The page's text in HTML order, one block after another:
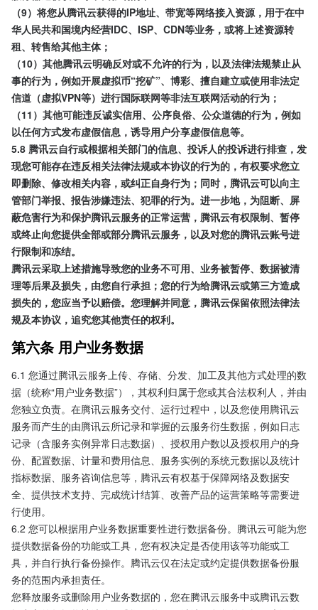
（9）将您从腾讯云获得的IP地址、带宽等网络接入资源，用于在中
华人民共和国境内经营IDC、ISP、CDN等业务，或将上述资源转
租、转售给其他主体；
（10）其他腾讯云明确反对或不允许的行为，以及法律法规禁止从
事的行为，例如开展虚拟币“挖矿”、博彩、擅自建立或使用非法定
信道（虚拟VPN等）进行国际联网等非法互联网活动的行为；
（11）其他可能违反诚实信用、公序良俗、公众道德的行为，例如
以任何方式发布虚假信息，诱导用户分享虚假信息等。
5.8 腾讯云自行或根据相关部门的信息、投诉人的投诉进行排查，发
现您可能存在违反相关法律法规或本协议的行为的，有权要求您立
即删除、修改相关内容，或纠正自身行为；同时，腾讯云可以向主
管部门举报、报告涉嫌违法、犯罪的行为。进一步地，为阻断、屏
蔽危害行为和保护腾讯云服务的正常运营，腾讯云有权限制、暂停
或终止向您提供全部或部分腾讯云服务，以及对您的腾讯云账号进
行限制和冻结。
腾讯云采取上述措施导致您的业务不可用、业务被暂停、数据被清
理等后果及损失，由您自行承担；您的行为给腾讯云或第三方造成
损失的，您应当予以赔偿。您理解并同意，腾讯云保留依照法律法
规及本协议，追究您其他责任的权利。
第六条 用户业务数据
6.1 您通过腾讯云服务上传、存储、分发、加工及其他方式处理的数
据（统称“用户业务数据”），其权利归属于您或其合法权利人，并由
您独立负责。在腾讯云服务交付、运行过程中，以及您使用腾讯云
服务而产生的由腾讯云所记录和掌握的云服务衍生数据，例如日志
记录（含服务实例异常日志数据）、授权用户数以及授权用户的身
份、配置数据、计量和费用信息、服务实例的系统元数据以及统计
指标数据、服务咨询信息等，腾讯云有权基于保障网络及数据安
全、提供技术支持、完成统计结算、改善产品的运营策略等需要进
行使用。
6.2 您可以根据用户业务数据重要性进行数据备份。腾讯云可能为您
提供数据备份的功能或工具，您有权决定是否使用该等功能或工
具，并自行执行备份操作。腾讯云仅在法定或约定提供数据备份服
务的范围内承担责任。
您释放服务或删除用户业务数据的，您在腾讯云服务中或腾讯云数